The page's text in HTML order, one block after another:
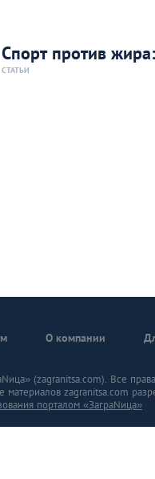
Спорт против
СТАТЬИ
О компании
(zagranitsa.com). Все
материалов zagranitsa.com
порталом «ЗаграNица»